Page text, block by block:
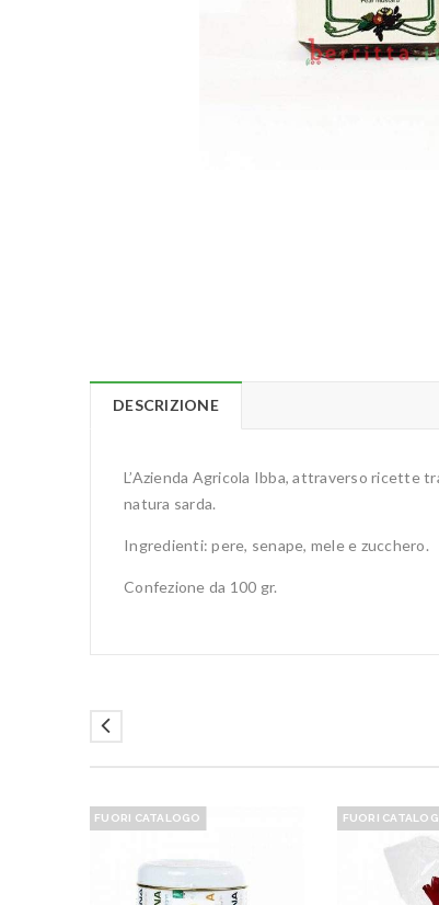
DESCRIZIONE
L’Azienda Agricola Ibba, attraverso ricette
natura sarda.
Ingredienti: pere, senape, mele e zucchero.
Confezione da 100 gr.
FUORI CATALOGO FUORI